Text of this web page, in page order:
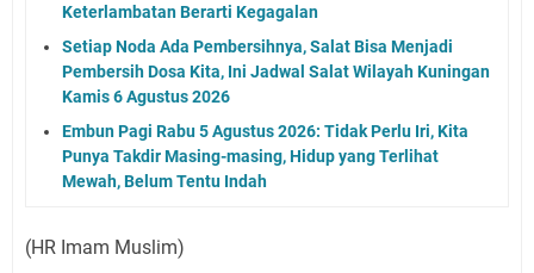
Keterlambatan Berarti Kegagalan
Setiap Noda Ada Pembersihnya, Salat Bisa Menjadi
Pembersih Dosa Kita, Ini Jadwal Salat Wilayah Kuningan
Kamis 6 Agustus 2026
Embun Pagi Rabu 5 Agustus 2026: Tidak Perlu Iri, Kita
Punya Takdir Masing-masing, Hidup yang Terlihat
Mewah, Belum Tentu Indah
(HR Imam Muslim)